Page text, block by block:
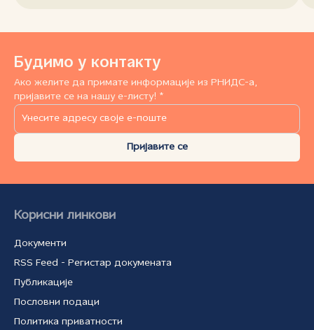
Будимо у контакту
Ако желите да примате информације из РНИДС-а,
пријавите се на нашу е-листу! *
Пријавите се
Корисни линкови
Документи
RSS Feed - Регистар докумената
Публикације
Пословни подаци
Политика приватности